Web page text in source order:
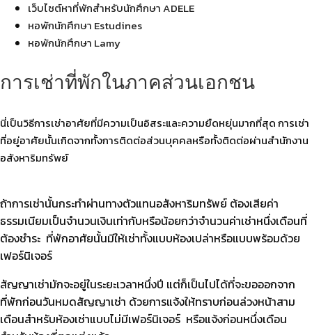
เว็บไซต์หาที่พักสำหรับนักศึกษา ADELE
หอพักนักศึกษา Estudines
หอพักนักศึกษา Lamy
การเช่าที่พักในภาคส่วนเอกชน
นี่เป็นวิธีการเช่าอาศัยที่มีความเป็นอิสระและความยืดหยุ่นมากที่สุด การเช่า
ที่อยู่อาศัยนั้นเกิดจากทั้งการติดต่อส่วนบุคคลหรือทั้งติดต่อผ่านสำนักงาน
อสังหาริมทรัพย์
ถ้าการเช่านั้นกระทำผ่านทางตัวแทนอสังหาริมทรัพย์ ต้องเสียค่า
ธรรมเนียมเป็นจำนวนเงินเท่ากับหรือน้อยกว่าจำนวนค่าเช่าหนึ่งเดือนที่
ต้องชำระ ที่พักอาศัยนั้นมีให้เช่าทั้งแบบห้องเปล่าหรือแบบพร้อมด้วย
เฟอร์นิเจอร์
สัญญาเช่ามักจะอยู่ในระยะเวลาหนึ่งปี แต่ก็เป็นไปได้ที่จะขอออกจาก
ที่พักก่อนวันหมดสัญญาเช่า ด้วยการแจ้งให้ทราบก่อนล่วงหน้าสาม
เดือนสำหรับห้องเช่าแบบไม่มีเฟอร์นิเจอร์ หรือแจ้งก่อนหนึ่งเดือน